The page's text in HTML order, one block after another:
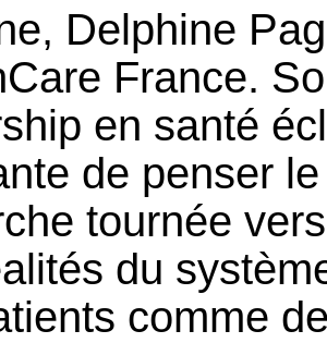
Delphine
France.
en santé
de penser
tournée
du
comme